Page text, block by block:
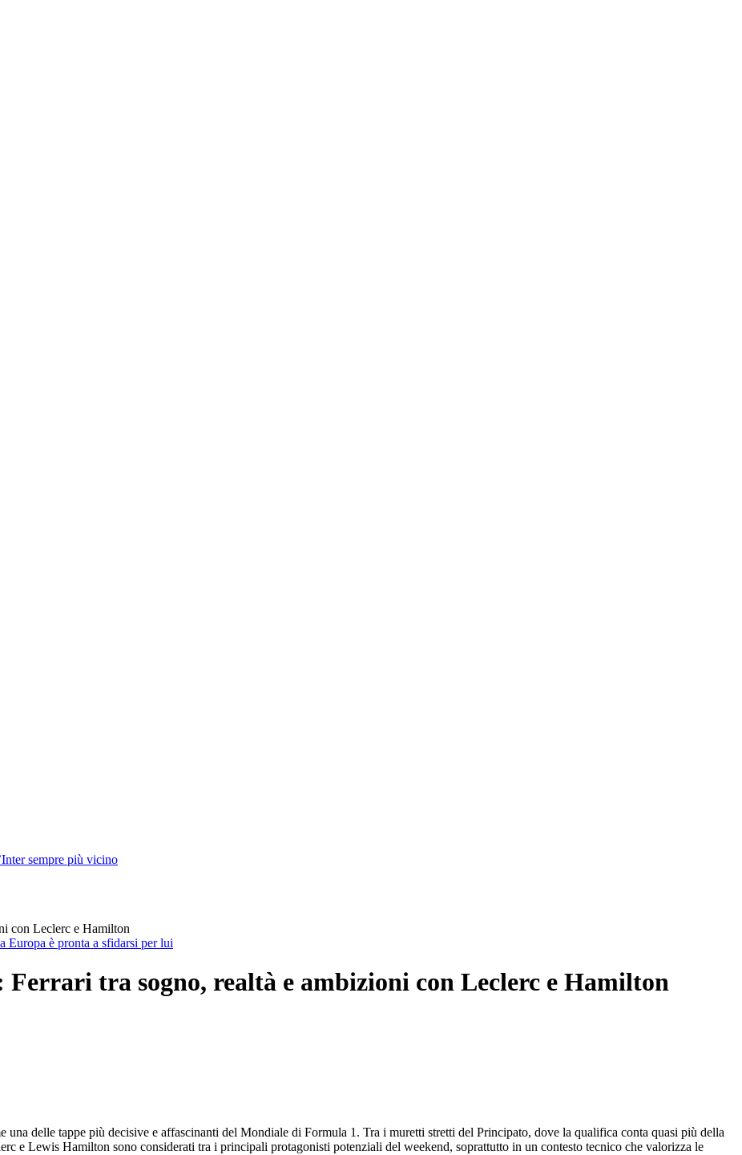
sempre più vicino
con Leclerc e Hamilton
Europa è pronta a sfidarsi per lui
tra sogno, realtà e ambizioni con Leclerc e Hamilton
una delle tappe più decisive e affascinanti del Mondiale di Formula 1. Tra i muretti stretti del Principato, dove la qualifica conta quasi più della
e Lewis Hamilton sono considerati tra i principali protagonisti potenziali del weekend, soprattutto in un contesto tecnico che valorizza le